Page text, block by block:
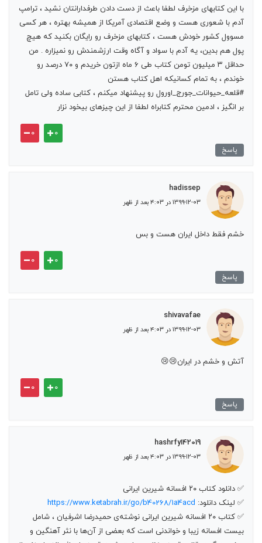
با این کتابهای مزخرف لطفا باعث از دست دادن طرفدارانتان نشید ، ترامپ
آدم با شعوری هست و وضع اقتصادی آمریکا از همیشه بهتره ، هر کسی
مسوول کشور خودش هست ، کتابهای مزخرف رو رایگان بکنید که هیچ
پول هم بدین، یه آدم با سواد و آگاه وقت ارزشمندش رو نمیزاره . من
حداقل ۳ میلیون تومن کتاب طی ۶ ماه ازتون خریدم و ۷۰ درصد رو
خوندم ، به تمام کسانیکه اهل کتاب هستن
#قلعه_حیوانات_جورج_اورول رو پیشنهاد میکنم ، کتابی ساده ولی تامل
بر انگیز ، ادمین محترم کتابراه لطفا از این چیزهای بیخود نزار
۰ ۰
پاسخ
hadissep
۱۳۹۹-۱۲-۰۳ در ۴:۰۳ بعد از ظهر
خشم فقط داخل ایران هست و بس
۰ ۰
پاسخ
shivavafae
۱۳۹۹-۱۲-۰۳ در ۴:۰۳ بعد از ظهر
آتش و خشم در ایران😢😢
۰ ۰
پاسخ
hashrfy142019
۱۳۹۹-۱۲-۰۳ در ۴:۰۳ بعد از ظهر
✅ دانلود کتاب ۲۰ افسانه شیرین ایرانی
✅ لینک دانلود: https://www.ketabrah.ir/go/b40268/1a4acd
✅ کتاب ۲۰ افسانه شیرین ایرانی نوشته‌ی حمیدرضا اشرفیان ، شامل
بیست افسانه زیبا و خواندنی است که بعضی‌ از آن‌ها با نثر آهنگین‌ و